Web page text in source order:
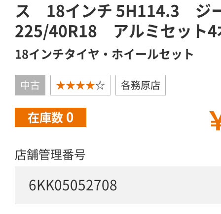
ス 18インチ 5H114.3 ジ
225/40R18 アルミセット4
18インチタイヤ・ホイールセット
中古 ★★★★☆ 各務原店
在庫数 0
店舗管理番号
6KK05052708